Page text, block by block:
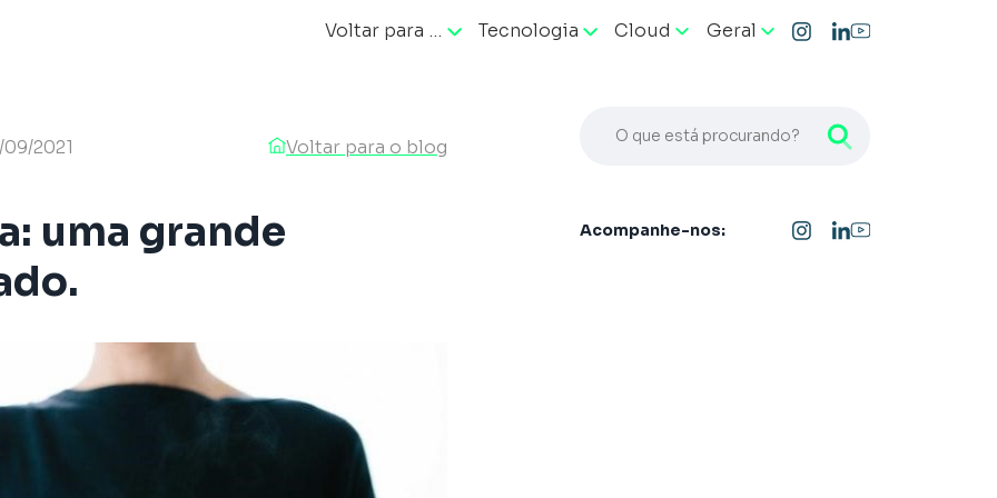
Voltar para … Tecnologia Cloud Geral
09/2021 Voltar para o blog
uma grande
Acompanhe-nos: